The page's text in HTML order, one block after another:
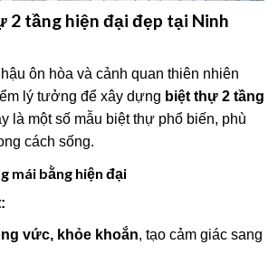
2 tầng hiện đại đẹp tại Ninh
ôn hòa và cảnh quan thiên nhiên
lý tưởng để xây dựng biệt thự 2 tầng
là một số mẫu biệt thự phổ biến, phù
cách sống.
mái bằng hiện đại
vức, khỏe khoắn, tạo cảm giác sang